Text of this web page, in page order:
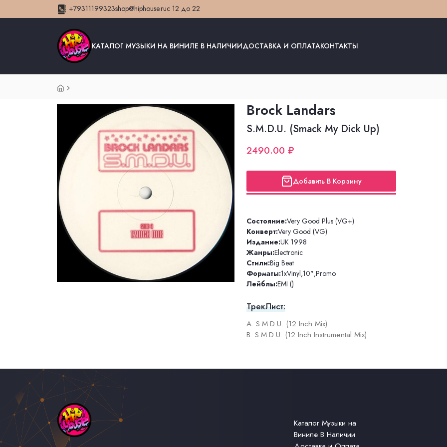
+79311199323shop@hiphouse.ruс 12 до 22
КАТАЛОГ МУЗЫКИ НА ВИНИЛЕ В НАЛИЧИИДОСТАВКА И ОПЛАТАКОНТАКТЫ
Brock Landars
S.M.D.U. (Smack My Dick Up)
2490.00 ₽
Добавить В Корзину
Состояние:Very Good Plus (VG+)
Конверт:Very Good (VG)
Издание:UK 1998
Жанры:Electronic
Стили:Big Beat
Форматы:1xVinyl,10",Promo
Лейблы:EMI ()
ТрекЛист:
A. S.M.D.U. (12 Inch Mix)
B. S.M.D.U. (12 Inch Instrumental Mix)
Каталог Музыки на
Виниле В Наличии